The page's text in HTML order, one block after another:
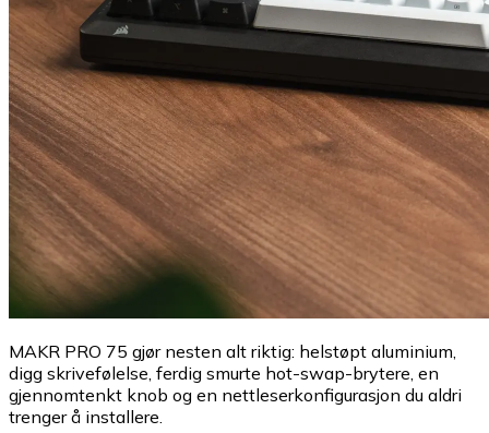
MAKR PRO 75 gjør nesten alt riktig: helstøpt aluminium,
digg skrivefølelse, ferdig smurte hot-swap-brytere, en
gjennomtenkt knob og en nettleserkonfigurasjon du aldri
trenger å installere.